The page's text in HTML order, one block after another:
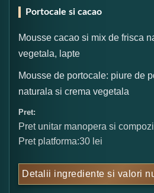
Portocale si cacao
Mousse cacao si mix de frisca
vegetala, lapte
Mousse de portocale: piure de
naturala si crema vegetala
Pret:
Pret unitar manopera si
Pret platforma:30 lei
Detalii ingrediente si valori